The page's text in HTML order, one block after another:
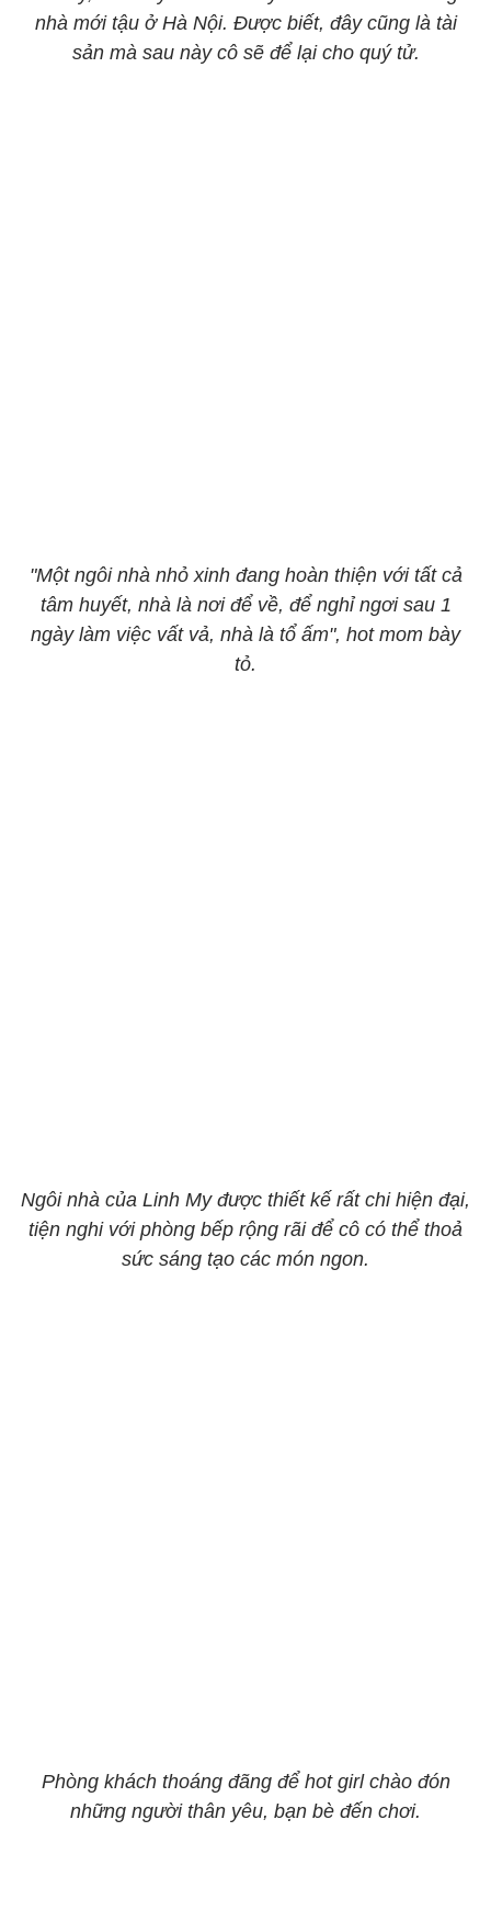
nhà mới tậu ở Hà Nội. Được biết, đây cũng là tài
sản mà sau này cô sẽ để lại cho quý tử.
"Một ngôi nhà nhỏ xinh đang hoàn thiện với tất cả
tâm huyết, nhà là nơi để về, để nghỉ ngơi sau 1
ngày làm việc vất vả, nhà là tổ ấm", hot mom bày
tỏ.
Ngôi nhà của Linh My được thiết kế rất chi hiện đại,
tiện nghi với phòng bếp rộng rãi để cô có thể thoả
sức sáng tạo các món ngon.
Phòng khách thoáng đãng để hot girl chào đón
những người thân yêu, bạn bè đến chơi.